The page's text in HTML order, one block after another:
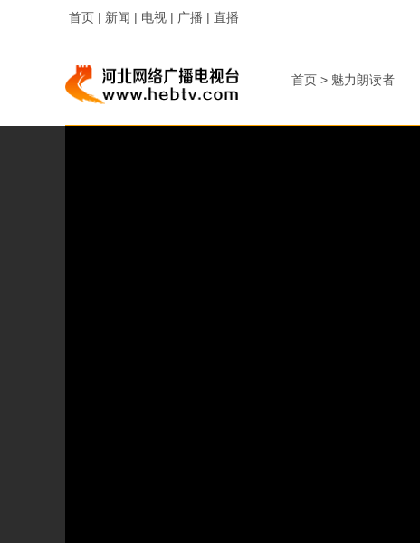
首页 | 新闻 | 电视 | 广播 | 直播
首页 > 魅力朗读者